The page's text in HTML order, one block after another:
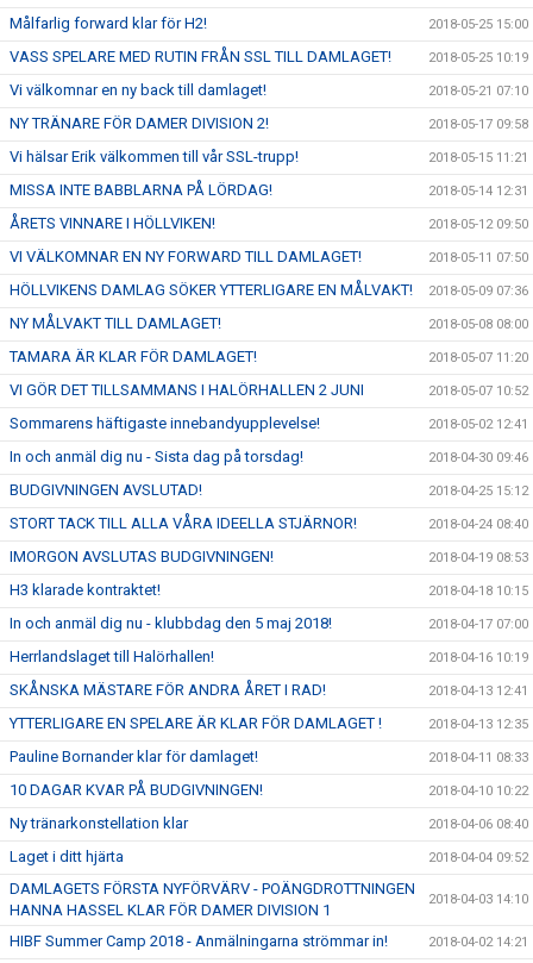
Målfarlig forward klar för H2! 2018-05-25 15:00
VASS SPELARE MED RUTIN FRÅN SSL TILL DAMLAGET! 2018-05-25 10:19
Vi välkomnar en ny back till damlaget! 2018-05-21 07:10
NY TRÄNARE FÖR DAMER DIVISION 2! 2018-05-17 09:58
Vi hälsar Erik välkommen till vår SSL-trupp! 2018-05-15 11:21
MISSA INTE BABBLARNA PÅ LÖRDAG! 2018-05-14 12:31
ÅRETS VINNARE I HÖLLVIKEN! 2018-05-12 09:50
VI VÄLKOMNAR EN NY FORWARD TILL DAMLAGET! 2018-05-11 07:50
HÖLLVIKENS DAMLAG SÖKER YTTERLIGARE EN MÅLVAKT! 2018-05-09 07:36
NY MÅLVAKT TILL DAMLAGET! 2018-05-08 08:00
TAMARA ÄR KLAR FÖR DAMLAGET! 2018-05-07 11:20
VI GÖR DET TILLSAMMANS I HALÖRHALLEN 2 JUNI 2018-05-07 10:52
Sommarens häftigaste innebandyupplevelse! 2018-05-02 12:41
In och anmäl dig nu - Sista dag på torsdag! 2018-04-30 09:46
BUDGIVNINGEN AVSLUTAD! 2018-04-25 15:12
STORT TACK TILL ALLA VÅRA IDEELLA STJÄRNOR! 2018-04-24 08:40
IMORGON AVSLUTAS BUDGIVNINGEN! 2018-04-19 08:53
H3 klarade kontraktet! 2018-04-18 10:15
In och anmäl dig nu - klubbdag den 5 maj 2018! 2018-04-17 07:00
Herrlandslaget till Halörhallen! 2018-04-16 10:19
SKÅNSKA MÄSTARE FÖR ANDRA ÅRET I RAD! 2018-04-13 12:41
YTTERLIGARE EN SPELARE ÄR KLAR FÖR DAMLAGET ! 2018-04-13 12:35
Pauline Bornander klar för damlaget! 2018-04-11 08:33
10 DAGAR KVAR PÅ BUDGIVNINGEN! 2018-04-10 10:22
Ny tränarkonstellation klar 2018-04-06 08:40
Laget i ditt hjärta 2018-04-04 09:52
DAMLAGETS FÖRSTA NYFÖRVÄRV - POÄNGDROTTNINGEN
HANNA HASSEL KLAR FÖR DAMER DIVISION 1
2018-04-03 14:10
HIBF Summer Camp 2018 - Anmälningarna strömmar in! 2018-04-02 14:21